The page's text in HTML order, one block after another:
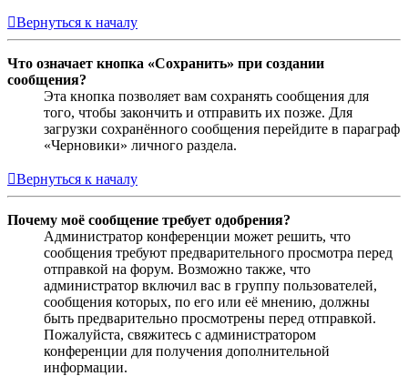
Вернуться к началу
Что означает кнопка «Сохранить» при создании
сообщения?
Эта кнопка позволяет вам сохранять сообщения для
того, чтобы закончить и отправить их позже. Для
загрузки сохранённого сообщения перейдите в параграф
«Черновики» личного раздела.
Вернуться к началу
Почему моё сообщение требует одобрения?
Администратор конференции может решить, что
сообщения требуют предварительного просмотра перед
отправкой на форум. Возможно также, что
администратор включил вас в группу пользователей,
сообщения которых, по его или её мнению, должны
быть предварительно просмотрены перед отправкой.
Пожалуйста, свяжитесь с администратором
конференции для получения дополнительной
информации.